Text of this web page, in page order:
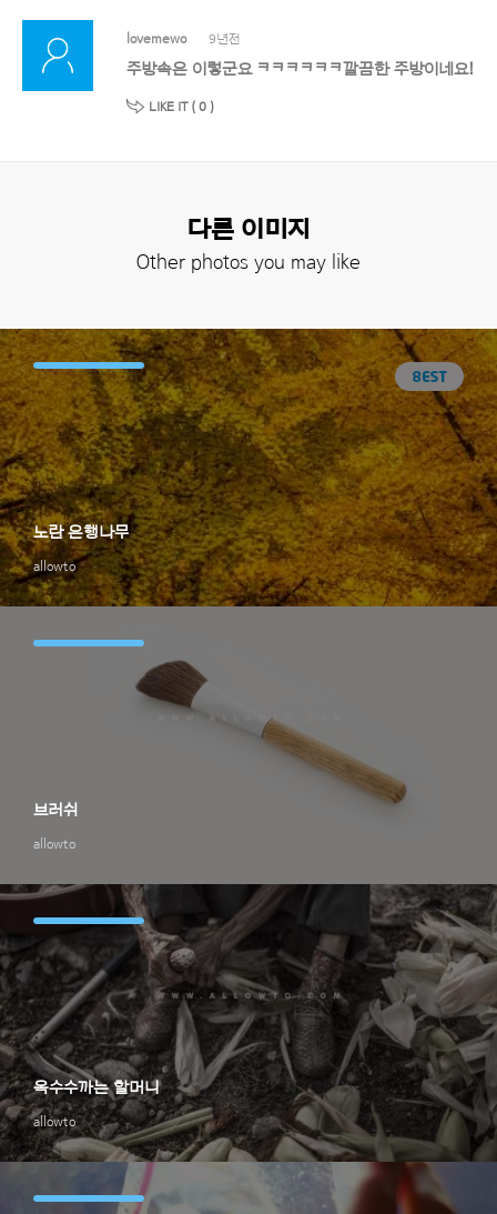
lovemewo 9년전
주방속은 이렇군요 ㅋㅋㅋㅋㅋㅋ깔끔한 주방이네요!
LIKE IT ( 0 )
다른 이미지
Other photos you may like
allowto
노란 은행나무
allowto
브러쉬
allowto
옥수수까는 할머니